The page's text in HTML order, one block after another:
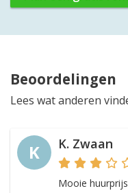
Beoordelingen
Lees wat anderen
K K. Zwaan
Mooie